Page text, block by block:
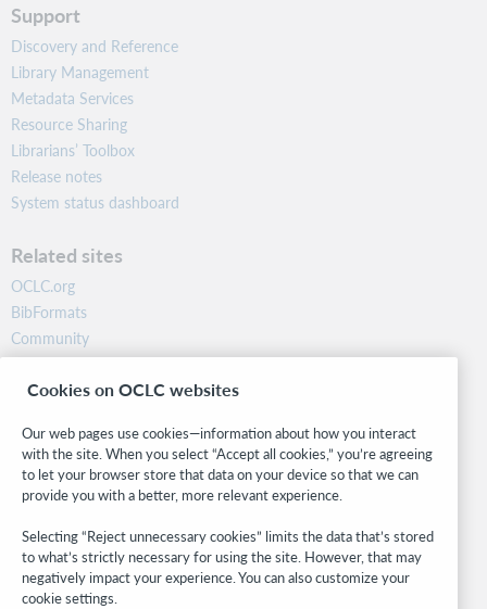
Support
Discovery and Reference
Library Management
Metadata Services
Resource Sharing
Librarians’ Toolbox
Release notes
System status dashboard
Related sites
OCLC.org
BibFormats
Community
Research
WebJunction
Stay in the know.
Get the latest product updates, research, events, and much more—
right to your inbox.
Subscribe now
Cookies on OCLC websites
Our web pages use cookies—information about how you interact
with the site. When you select “Accept all cookies,” you’re agreeing
to let your browser store that data on your device so that we can
provide you with a better, more relevant experience.
Selecting “Reject unnecessary cookies” limits the data that’s stored
to what’s strictly necessary for using the site. However, that may
negatively impact your experience. You can also customize your
cookie settings.